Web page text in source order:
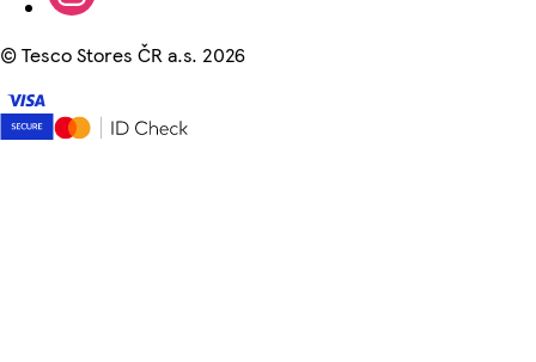
©Tesco Stores ČR a.s. 2026